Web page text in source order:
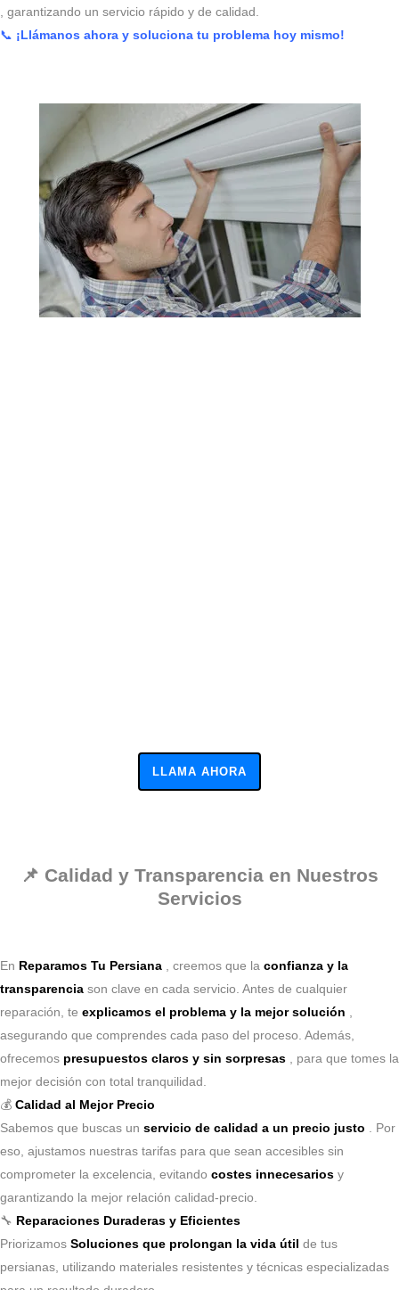
, garantizando un servicio rápido y de calidad.
📞 ¡Llámanos ahora y soluciona tu problema hoy mismo!
LLAMA AHORA
📌 Calidad y Transparencia en Nuestros
Servicios
En Reparamos Tu Persiana , creemos que la confianza y la
transparencia son clave en cada servicio. Antes de cualquier
reparación, te explicamos el problema y la mejor solución ,
asegurando que comprendes cada paso del proceso. Además,
ofrecemos presupuestos claros y sin sorpresas , para que tomes la
mejor decisión con total tranquilidad.
💰 Calidad al Mejor Precio
Sabemos que buscas un servicio de calidad a un precio justo . Por
eso, ajustamos nuestras tarifas para que sean accesibles sin
comprometer la excelencia, evitando costes innecesarios y
garantizando la mejor relación calidad-precio.
🔧 Reparaciones Duraderas y Eficientes
Priorizamos Soluciones que prolongan la vida útil de tus
persianas, utilizando materiales resistentes y técnicas especializadas